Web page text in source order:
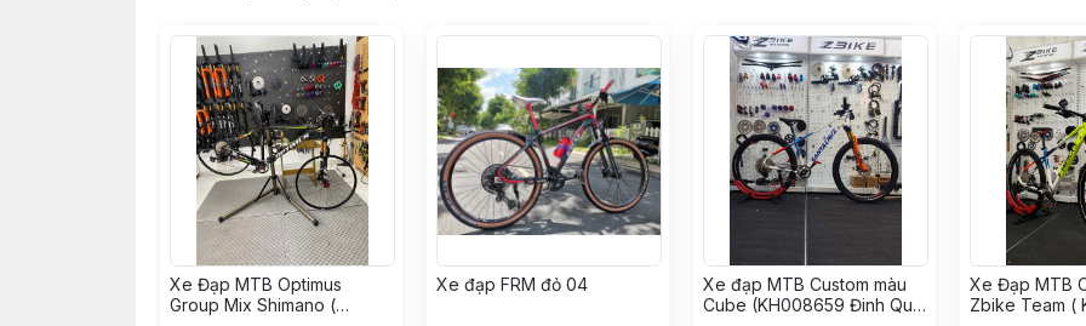
Miếng dán Cao su bảo vệ gấp xe đạp địa
Hệ Thống Truyền Động
Tay bấm cùi đề SRAM SX EAGLE 1x12 chính hãng
Líp 12 SRAM SX EAGLE PG1210 chính hãng
Sên SRAM NX EAGLE 12
Xe Đạp MTB Optimus
Group Mix Shimano (
Xe đạp FRM đỏ 04
Xe đạp MTB Custom màu
Cube (KH008659 Đinh Quý
Xe Đạp MTB
Zbike Team (